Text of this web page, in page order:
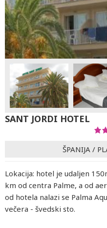
SANT JORDI HOTEL
ŠPANIJA /
Lokacija: hotel je udaljen
km od centra Palme, a od
od hotela nalazi se Palma
večera - švedski sto.